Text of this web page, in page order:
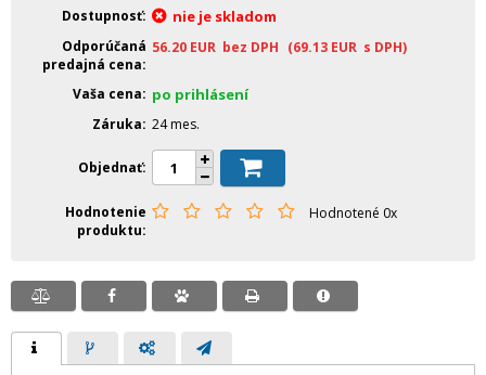
Dostupnosť
nie je skladom
Odporúčaná
predajná cena
56.20 EUR bez DPH (69.13 EUR s DPH)
Vaša cena po prihlásení
Záruka 24 mes.
Objednať
Hodnotenie
produktu
Hodnotené 0x